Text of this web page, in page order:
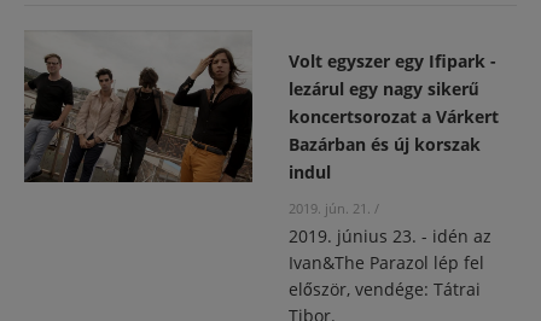
Volt egyszer egy Ifipark -
lezárul egy nagy sikerű
koncertsorozat a Várkert
Bazárban és új korszak
indul
2019. jún. 21. /
2019. június 23. - idén az
Ivan&The Parazol lép fel
először, vendége: Tátrai
Tibor.